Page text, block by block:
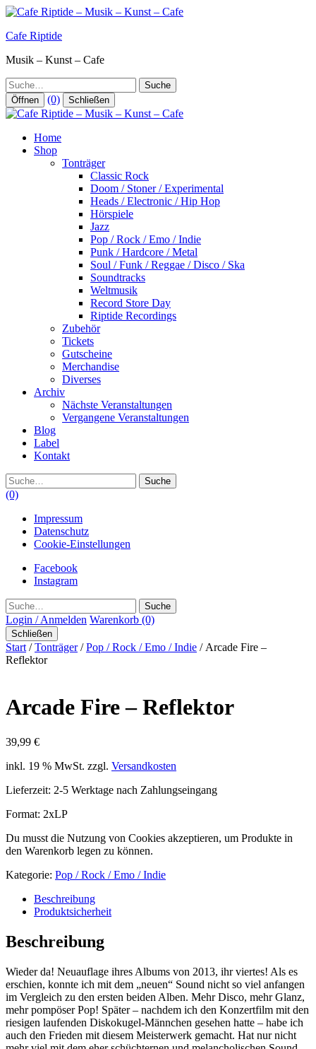
Zum
springen
Cafe Riptide
Musik – Kunst – Cafe
Suche
Öffnen (0) Schließen
Home
Shop
Tonträger
Classic Rock
Doom / Stoner / Experimental
Heads / Electronic / Hip Hop
Hörspiele
Jazz
Pop / Rock / Emo / Indie
Punk / Hardcore / Metal
Soul / Funk / Reggae / Disco / Ska
Soundtracks
Weltmusik
Record Store Day
Riptide Recordings
Zubehör
Tickets
Gutscheine
Merchandise
Diverses
Archiv
Nächste Veranstaltungen
Vergangene Veranstaltungen
Blog
Label
Kontakt
Suche
(0)
Impressum
Datenschutz
Cookie-Einstellungen
Facebook
Instagram
Suche
Login / Anmelden Warenkorb (0)
Schließen
Start /Tonträger/Pop / Rock / Emo / Indie / Arcade Fire –
Reflektor
Arcade Fire – Reflektor
39,99 €
inkl. 19 % MwSt. zzgl. Versandkosten
Lieferzeit: 2-5 Werktage nach Zahlungseingang
Format: 2xLP
Du musst die Nutzung von Cookies akzeptieren, um Produkte in
den Warenkorb legen zu können.
Kategorie: Pop / Rock / Emo / Indie
Beschreibung
Produktsicherheit
Beschreibung
Wieder da! Neuauflage ihres Albums von 2013, ihr viertes! Als es
erschien, konnte ich mit dem „neuen“ Sound nicht so viel anfangen
im Vergleich zu den ersten beiden Alben. Mehr Disco, mehr Glanz,
mehr pompöser Pop! Später – nachdem ich den Konzertfilm mit den
riesigen laufenden Diskokugel-Männchen gesehen hatte – habe ich
auch den Frieden mit diesem Meisterwerk gemacht. Hat nur nicht